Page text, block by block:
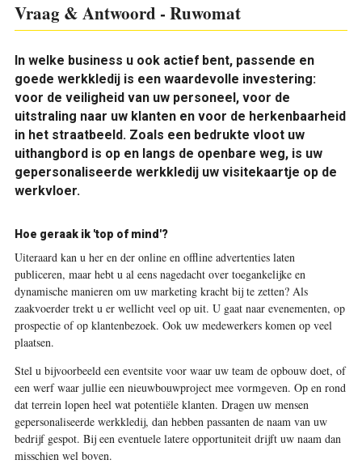
Vraag & Antwoord - Ruwomat
In welke business u ook actief bent, passende en
goede werkkledij is een waardevolle investering:
voor de veiligheid van uw personeel, voor de
uitstraling naar uw klanten en voor de herkenbaarheid
in het straatbeeld. Zoals een bedrukte vloot uw
uithangbord is op en langs de openbare weg, is uw
gepersonaliseerde werkkledij uw visitekaartje op de
werkvloer.
Hoe geraak ik 'top of mind'?
Uiteraard kan u her en der online en offline advertenties laten
publiceren, maar hebt u al eens nagedacht over toegankelijke en
dynamische manieren om uw marketing kracht bij te zetten? Als
zaakvoerder trekt u er wellicht veel op uit. U gaat naar evenementen, op
prospectie of op klantenbezoek. Ook uw medewerkers komen op veel
plaatsen.
Stel u bijvoorbeeld een eventsite voor waar uw team de opbouw doet, of
een werf waar jullie een nieuwbouwproject mee vormgeven. Op en rond
dat terrein lopen heel wat potentiële klanten. Dragen uw mensen
gepersonaliseerde werkkledij, dan hebben passanten de naam van uw
bedrijf gespot. Bij een eventuele latere opportuniteit drijft uw naam dan
misschien wel boven.